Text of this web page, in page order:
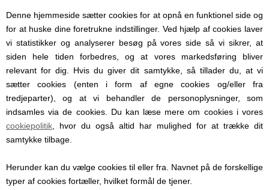
Denne hjemmeside sætter cookies for at opnå en funktionel side og
for at huske dine foretrukne indstillinger. Ved hjælp af cookies laver
vi statistikker og analyserer besøg på vores side så vi sikrer, at
siden hele tiden forbedres, og at vores markedsføring bliver
relevant for dig. Hvis du giver dit samtykke, så tillader du, at vi
sætter cookies (enten i form af egne cookies og/eller fra
tredjeparter), og at vi behandler de personoplysninger, som
indsamles via de cookies. Du kan læse mere om cookies i vores
cookiepolitik , hvor du også altid har mulighed for at trække dit
samtykke tilbage.
Herunder kan du vælge cookies til eller fra. Navnet på de forskellige
typer af cookies fortæller, hvilket formål de tjener.
gummistøvler og termosæt fra CeLaVi:
Gummistøvle, CeLaVi, Misty Rose
Termosæt, CeLaVi, Misty Rose
Personlige produkter med
Hos Babysutten specialiserer vi os i
personlige babyprodukter med navn. Vi